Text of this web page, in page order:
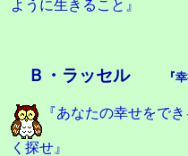
ように生きること』
Ｂ・ラッセル 『
『あなたの幸せをで
く探せ』